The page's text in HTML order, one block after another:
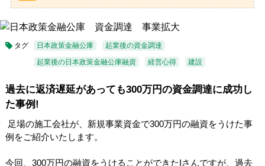
タグ 日本政策金融公庫
起業後の資金調達
起業後の日本政策金融公庫融資
経営心得 建設
過去に返済遅延があっても300万円の資金調達に成功し
た事例!
足場の施工会社が、新規事業資金で300万円の融資をうけた事
例をご紹介いたします。
今回、300万円の融資をうけることができたIさんですが、過去